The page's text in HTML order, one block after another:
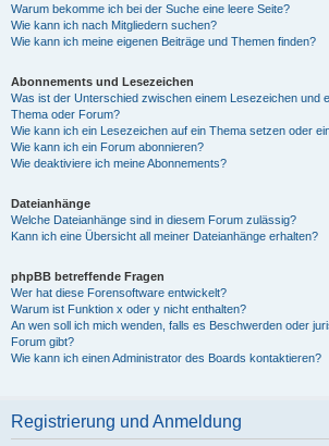
Warum bekomme ich bei der Suche eine leere Seite?
Wie kann ich nach Mitgliedern suchen?
Wie kann ich meine eigenen Beiträge und Themen finden?
Abonnements und Lesezeichen
Was ist der Unterschied zwischen einem Lesezeichen und
Thema oder Forum?
Wie kann ich ein Lesezeichen auf ein Thema setzen oder
Wie kann ich ein Forum abonnieren?
Wie deaktiviere ich meine Abonnements?
Dateianhänge
Welche Dateianhänge sind in diesem Forum zulässig?
Kann ich eine Übersicht all meiner Dateianhänge erhalten?
phpBB betreffende Fragen
Wer hat diese Forensoftware entwickelt?
Warum ist Funktion x oder y nicht enthalten?
An wen soll ich mich wenden, falls es Beschwerden oder
Forum gibt?
Wie kann ich einen Administrator des Boards kontaktieren?
Registrierung und Anmeldung